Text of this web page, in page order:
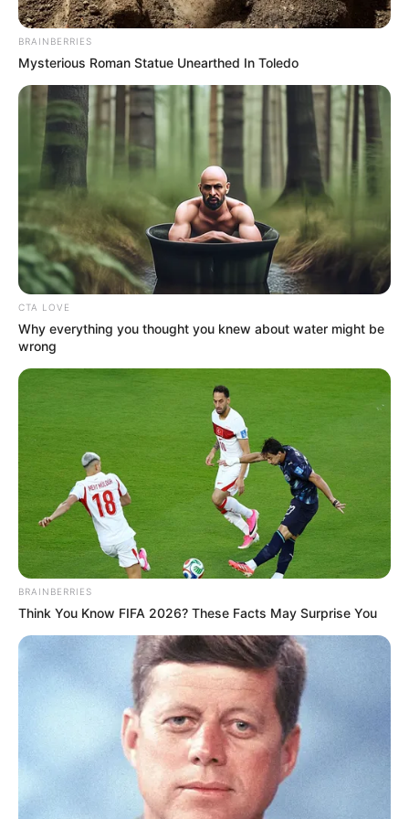
રાજ્યમાં સતત આપઘાતની ઘટનાઓમાં વધારો થઈ
રહ્યો છે. એવામાં આજે સુરત શહેર થી આવી જ એક
બાબત સામે આવી છે. જેમાં 10 વર્ષના બાળક દ્વારા
ગળેફાંસો ખાઈને આપઘાત કર્યો હોવાનું સામે આવ્યું છે.
જાણકારી મુજબ, સુરતના પાંડેસરામાં રિલ્સ જોતા બે
ભાઈઓ વચ્ચે ઝઘડો થતા નાના ભાઈ યશ ગુપ્તા દ્વારા
ગળે ફાંસો ખાઈને આપઘાત કરી લીધો હોવાનું સામે
આવ્યું છે.
જાણકારી મુજબ, સુરત જિલ્લાના પાંડેસરામાં 10 વર્ષના
બાળક દ્વારા ગળે ફાંસો ખાઇ આપઘાત કરવામાં આવ્યો
હતો. જેમાં રિલ્સ જોતા બે ભાઈઓ વચ્ચે ઝઘડો થયો
હતો આ વાતનું માઠું લાગતા ભાઈ યશ ગુપ્તા દ્વારા બાજુ
ની રૂમમાં જઈ ગળે ફાંસો ખાઈને આપઘાત કરી લેવામાં
આવ્યો હતો.
BRAINBERRIES
Mysterious Roman Statue Unearthed In Toledo
CTA LOVE
Why everything you thought you knew about water might be
wrong
BRAINBERRIES
Think You Know FIFA 2026? These Facts May Surprise You